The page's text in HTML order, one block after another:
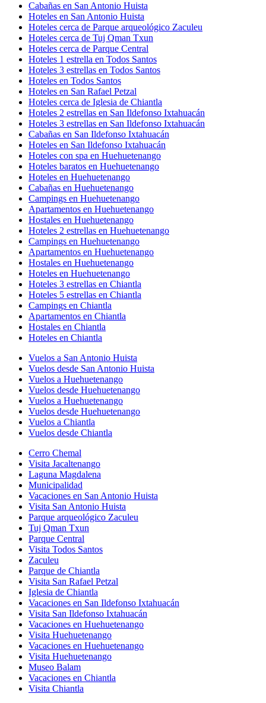
Cabañas en San Antonio Huista
Hoteles en San Antonio Huista
Hoteles cerca de Parque arqueológico Zaculeu
Hoteles cerca de Tuj Qman Txun
Hoteles cerca de Parque Central
Hoteles 1 estrella en Todos Santos
Hoteles 3 estrellas en Todos Santos
Hoteles en Todos Santos
Hoteles en San Rafael Petzal
Hoteles cerca de Iglesia de Chiantla
Hoteles 2 estrellas en San Ildefonso Ixtahuacán
Hoteles 3 estrellas en San Ildefonso Ixtahuacán
Cabañas en San Ildefonso Ixtahuacán
Hoteles en San Ildefonso Ixtahuacán
Hoteles con spa en Huehuetenango
Hoteles baratos en Huehuetenango
Hoteles en Huehuetenango
Cabañas en Huehuetenango
Campings en Huehuetenango
Apartamentos en Huehuetenango
Hostales en Huehuetenango
Hoteles 2 estrellas en Huehuetenango
Campings en Huehuetenango
Apartamentos en Huehuetenango
Hostales en Huehuetenango
Hoteles en Huehuetenango
Hoteles 3 estrellas en Chiantla
Hoteles 5 estrellas en Chiantla
Campings en Chiantla
Apartamentos en Chiantla
Hostales en Chiantla
Hoteles en Chiantla
Vuelos a San Antonio Huista
Vuelos desde San Antonio Huista
Vuelos a Huehuetenango
Vuelos desde Huehuetenango
Vuelos a Huehuetenango
Vuelos desde Huehuetenango
Vuelos a Chiantla
Vuelos desde Chiantla
Cerro Chemal
Visita Jacaltenango
Laguna Magdalena
Municipalidad
Vacaciones en San Antonio Huista
Visita San Antonio Huista
Parque arqueológico Zaculeu
Tuj Qman Txun
Parque Central
Visita Todos Santos
Zaculeu
Parque de Chiantla
Visita San Rafael Petzal
Iglesia de Chiantla
Vacaciones en San Ildefonso Ixtahuacán
Visita San Ildefonso Ixtahuacán
Vacaciones en Huehuetenango
Visita Huehuetenango
Vacaciones en Huehuetenango
Visita Huehuetenango
Museo Balam
Vacaciones en Chiantla
Visita Chiantla